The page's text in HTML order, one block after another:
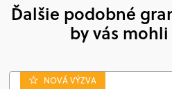
Ďalšie podobné
by vás
NOVÁ VÝZVA